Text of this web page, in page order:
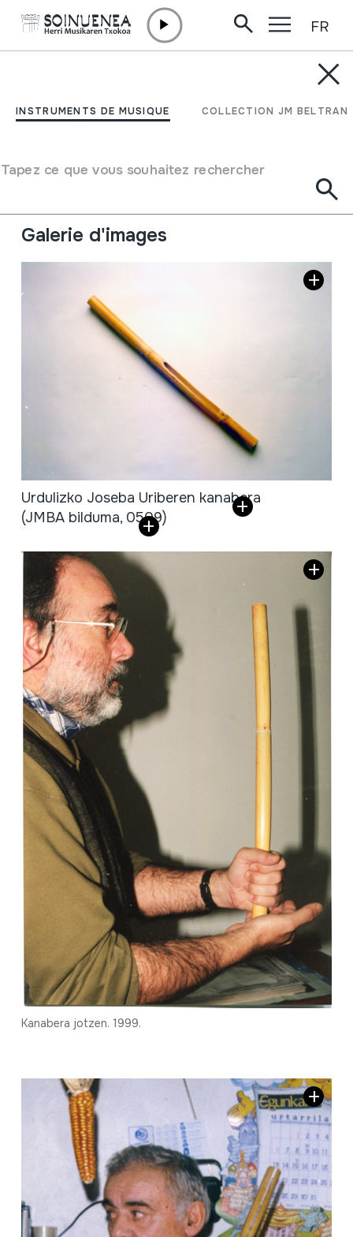
INSTRUMENTS DE MUSIQUE COLLECTION JM BELTRAN
Tapez ce que vous souhaitez rechercher
FR
Caña
Idiophones-> Frappés ->Indirectement
Galerie d'images
Urdulizko Joseba Uriberen kanabera
(JMBA bilduma, 0509)
Kanabera jotzen. 1999.